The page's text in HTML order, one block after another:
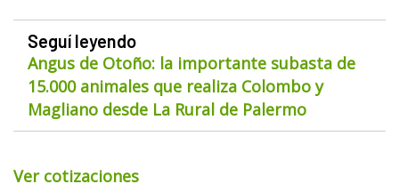
Seguí leyendo
Angus de Otoño: la importante subasta de
15.000 animales que realiza Colombo y
Magliano desde La Rural de Palermo
Ver cotizaciones